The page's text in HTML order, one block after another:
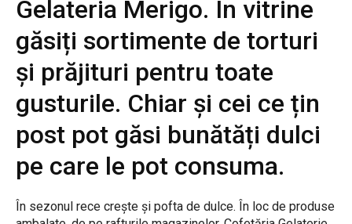
Gelateria Merigo. În vitrine
găsiți sortimente de torturi
și prăjituri pentru toate
gusturile. Chiar și cei ce țin
post pot găsi bunătăți dulci
pe care le pot consuma.
În sezonul rece crește și pofta de dulce. În loc de produse